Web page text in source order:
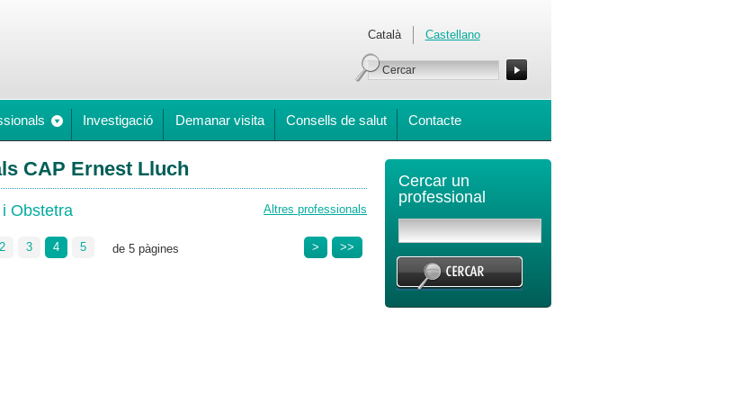
Català Castellano
Investigació Demanar visita Consells de salut Contacte
CAP Ernest Lluch
Altres professionals
Obstetra
2 3 4 5 de 5 pàgines >>
>
Cercar un
professional